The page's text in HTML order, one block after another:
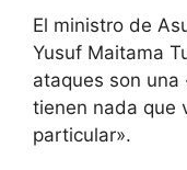
El ministro de
Yusuf Maitama
ataques son una
tienen nada que
particular».